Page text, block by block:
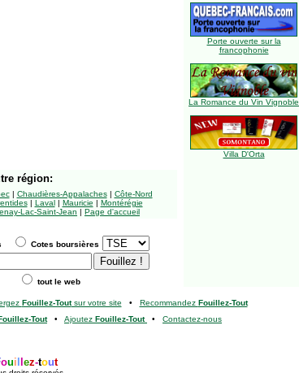
Porte ouverte sur la
francophonie
La Romance du Vin Vignoble
Villa D'Orta
région:
| Chaudières-Appalaches| Côte-Nord
| Laval| Mauricie | Montérégie
Lac-Saint-Jean | Page d'accueil
Cotes boursières
tout le web
Fouillez-Toutsur votre site • Recommandez Fouillez-Tout
Tout• Ajoutez Fouillez-Tout • Contactez-nous
oui ez-tout